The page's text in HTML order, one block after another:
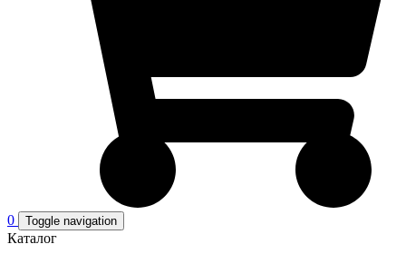
0 Toggle navigation
Каталог